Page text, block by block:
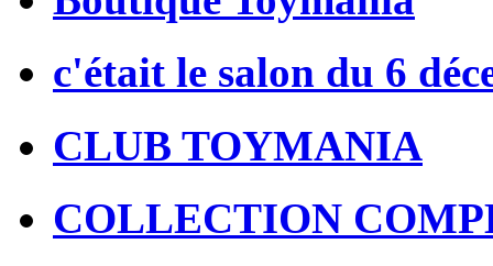
c'était le salon du 6
CLUB TOYMANIA
COLLECTION